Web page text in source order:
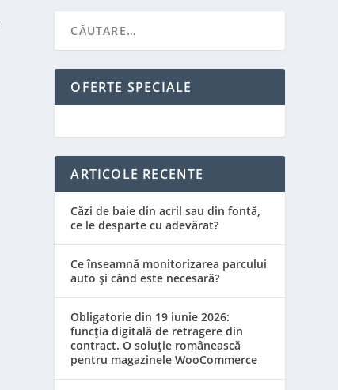
OFERTE SPECIALE
ARTICOLE RECENTE
Căzi de baie din acril sau din fontă,
ce le desparte cu adevărat?
Ce înseamnă monitorizarea parcului
auto și când este necesară?
Obligatorie din 19 iunie 2026:
funcția digitală de retragere din
contract. O soluție românească
pentru magazinele WooCommerce